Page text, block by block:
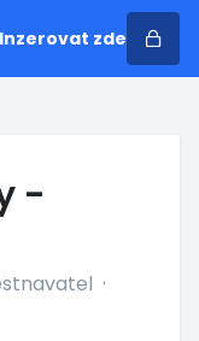
Inzerovat zde
-
·